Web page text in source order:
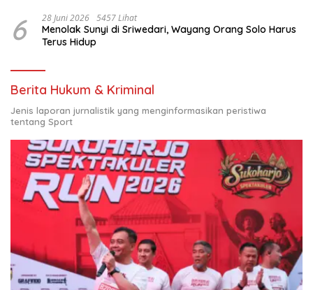
6 28 Juni 2026 5457 Lihat
Menolak Sunyi di Sriwedari, Wayang Orang Solo Harus
Terus Hidup
Berita Hukum & Kriminal
Jenis laporan jurnalistik yang menginformasikan peristiwa
tentang Sport